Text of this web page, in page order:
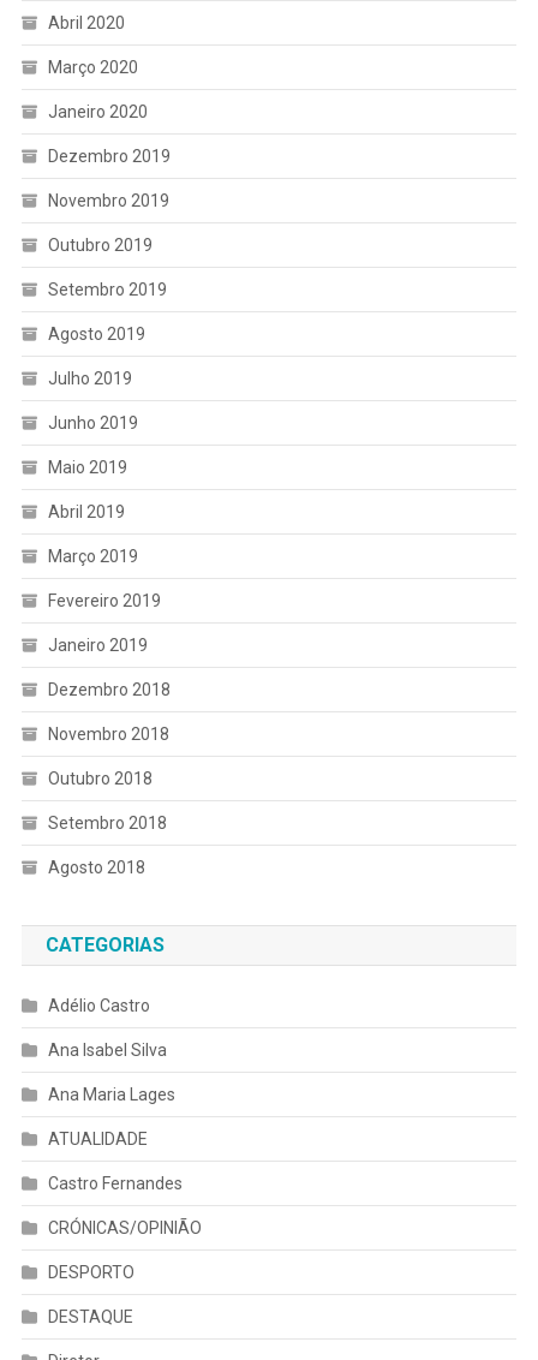
Abril 2020
Março 2020
Janeiro 2020
Dezembro 2019
Novembro 2019
Outubro 2019
Setembro 2019
Agosto 2019
Julho 2019
Junho 2019
Maio 2019
Abril 2019
Março 2019
Fevereiro 2019
Janeiro 2019
Dezembro 2018
Novembro 2018
Outubro 2018
Setembro 2018
Agosto 2018
CATEGORIAS
Adélio Castro
Ana Isabel Silva
Ana Maria Lages
ATUALIDADE
Castro Fernandes
CRÓNICAS/OPINIÃO
DESPORTO
DESTAQUE